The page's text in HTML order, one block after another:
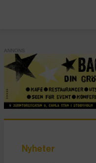
ANNONS
Nyheter